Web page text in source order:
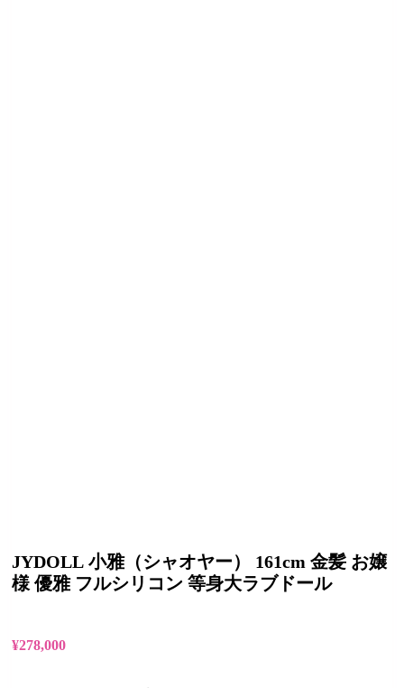
JYDOLL 小雅（シャオヤー） 161cm 金髪 お嬢
様 優雅 フルシリコン 等身大ラブドール
¥278,000